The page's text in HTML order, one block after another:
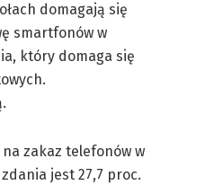
domagają się
smartfonów w
który domaga się
zakaz telefonów w
jest 27,7 proc.